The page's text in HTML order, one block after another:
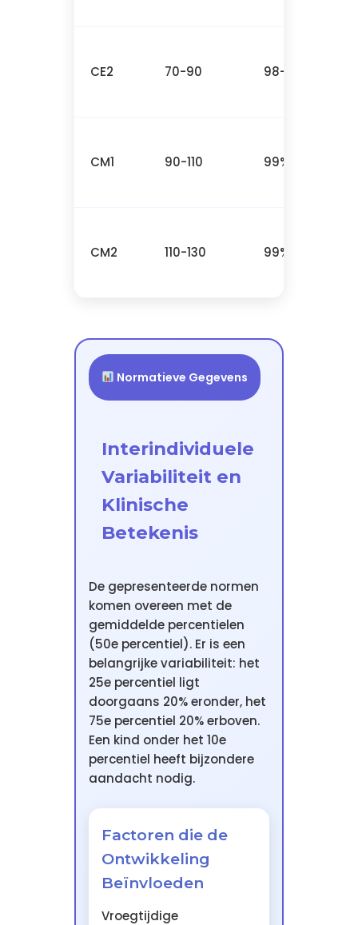
CE2 70-90 98-99%
CM1 90-110 99%
CM2 110-130 99%
Normatieve Gegevens
Interindividuele
Variabiliteit en
Klinische
Betekenis
De gepresenteerde normen
komen overeen met de
gemiddelde percentielen
(50e percentiel). Er is een
belangrijke variabiliteit: het
25e percentiel ligt
doorgaans 20% eronder, het
75e percentiel 20% erboven.
Een kind onder het 10e
percentiel heeft bijzondere
aandacht nodig.
Factoren die de
Ontwikkeling
Beïnvloeden
Vroegtijdige